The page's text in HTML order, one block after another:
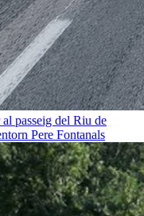
passeig del Riu de
Pere Fontanals